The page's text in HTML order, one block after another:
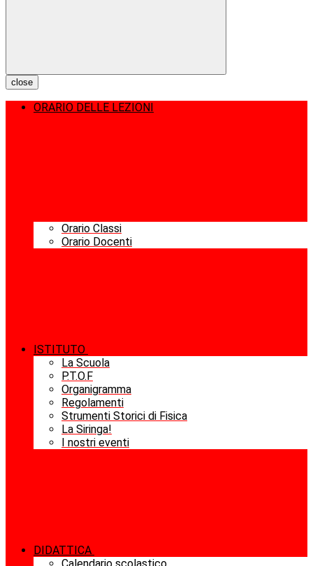
close
ORARIO DELLE LEZIONI
Orario Classi
Orario Docenti
ISTITUTO
La Scuola
P.T.O.F
Organigramma
Regolamenti
Strumenti Storici di Fisica
La Siringa!
I nostri eventi
DIDATTICA